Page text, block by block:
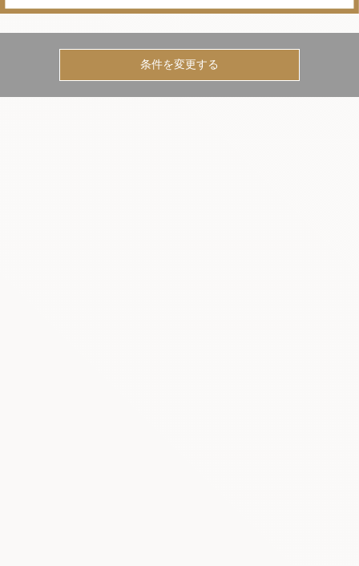
条件を変更する